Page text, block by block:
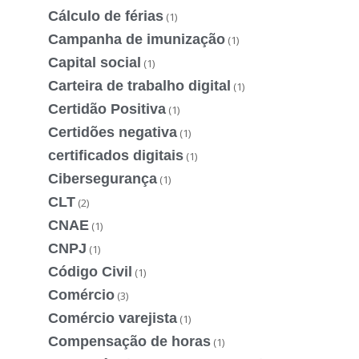
Cálculo de férias (1)
Campanha de imunização (1)
Capital social (1)
Carteira de trabalho digital (1)
Certidão Positiva (1)
Certidões negativa (1)
certificados digitais (1)
Cibersegurança (1)
CLT (2)
CNAE (1)
CNPJ (1)
Código Civil (1)
Comércio (3)
Comércio varejista (1)
Compensação de horas (1)